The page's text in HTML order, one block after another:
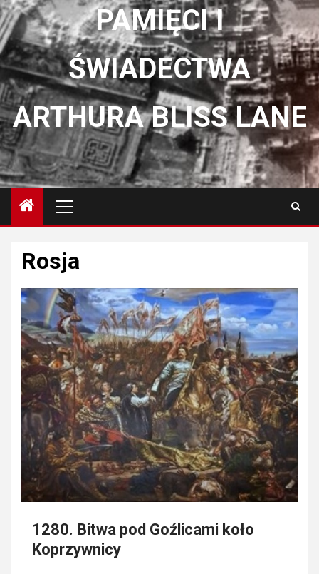
PAMIĘCI I
ŚWIADECTWA
ARTHURA BLISS LANE
główne
Rosja
1280. Bitwa pod Goźlicami koło
Koprzywnicy